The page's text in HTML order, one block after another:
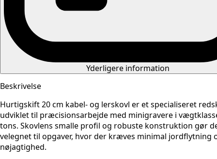
Yderligere information
Beskrivelse
Hurtigskift 20 cm kabel- og lerskovl er et specialiseret
udviklet til præcisionsarbejde med minigravere i
tons. Skovlens smalle profil og robuste konstruktion gør
velegnet til opgaver, hvor der kræves minimal jordflytning
nøjagtighed.